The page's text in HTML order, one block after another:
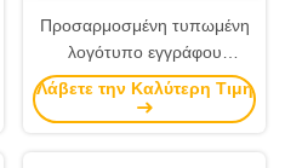
Προσαρμοσμένη τυπωμένη
λογότυπο εγγράφου
εμπορευμάτων τσαντών
ικανότητα ρουλεμάν
Λάβετε την Καλύτερη Τιμή